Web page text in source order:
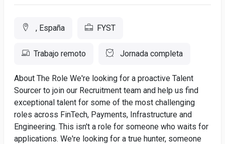
, España FYST
Trabajo remoto Jornada completa
About The Role We're looking for a proactive Talent
Sourcer to join our Recruitment team and help us find
exceptional talent for some of the most challenging
roles across FinTech, Payments, Infrastructure and
Engineering. This isn't a role for someone who waits for
applications. We're looking for a true hunter, someone